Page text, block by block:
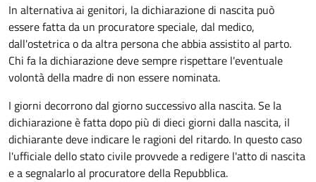
In alternativa ai genitori, la dichiarazione di nascita può
essere fatta da un procuratore speciale, dal medico,
dall'ostetrica o da altra persona che abbia assistito al parto.
Chi fa la dichiarazione deve sempre rispettare l'eventuale
volontà della madre di non essere nominata.
I giorni decorrono dal giorno successivo alla nascita. Se la
dichiarazione è fatta dopo più di dieci giorni dalla nascita, il
dichiarante deve indicare le ragioni del ritardo. In questo caso
l'ufficiale dello stato civile provvede a redigere l'atto di nascita
e a segnalarlo al procuratore della Repubblica.